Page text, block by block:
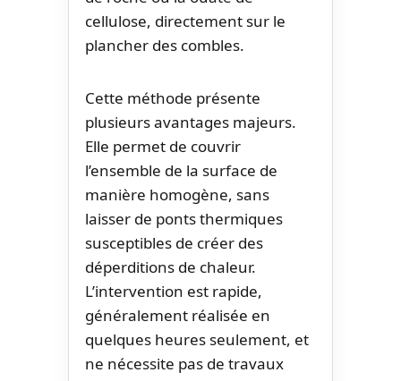
cellulose, directement sur le
plancher des combles.
Cette méthode présente
plusieurs avantages majeurs.
Elle permet de couvrir
l’ensemble de la surface de
manière homogène, sans
laisser de ponts thermiques
susceptibles de créer des
déperditions de chaleur.
L’intervention est rapide,
généralement réalisée en
quelques heures seulement, et
ne nécessite pas de travaux